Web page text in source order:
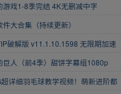
游戏1-8季完结 4K无删减中字
大合集（持续更新）
破解版 v11.1.10.1598 无限期加速
巨人（前4季）甜饼字幕组1080p
详细羽毛球教学视频！萌新进阶都